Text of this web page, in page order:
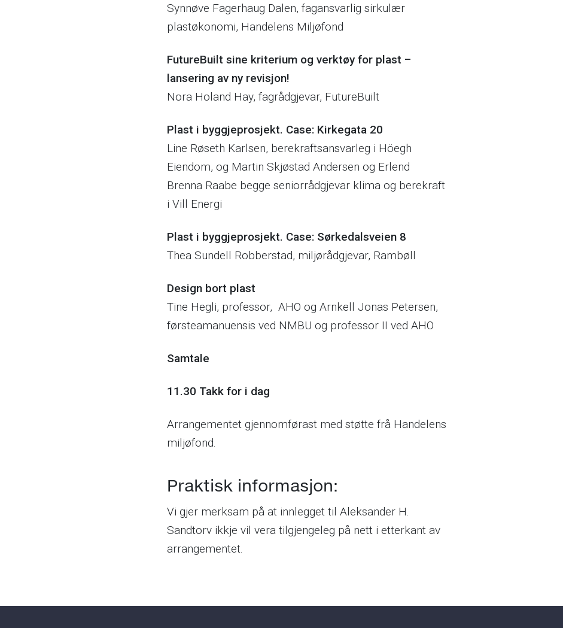
Synnøve Fagerhaug Dalen, fagansvarlig sirkulær
plastøkonomi, Handelens Miljøfond
FutureBuilt sine kriterium og verktøy for plast –
lansering av ny revisjon!
Nora Holand Hay, fagrådgjevar, FutureBuilt
Plast i byggjeprosjekt. Case: Kirkegata 20
Line Røseth Karlsen, berekraftsansvarleg i Höegh
Eiendom, og Martin Skjøstad Andersen og Erlend
Brenna Raabe begge seniorrådgjevar klima og berekraft
i Vill Energi
Plast i byggjeprosjekt. Case: Sørkedalsveien 8
Thea Sundell Robberstad, miljørådgjevar, Rambøll
Design bort plast
Tine Hegli, professor, AHO og Arnkell Jonas Petersen,
førsteamanuensis ved NMBU og professor II ved AHO
Samtale
11.30 Takk for i dag
Arrangementet gjennomførast med støtte frå Handelens
miljøfond.
Praktisk informasjon:
Vi gjer merksam på at innlegget til Aleksander H.
Sandtorv ikkje vil vera tilgjengeleg på nett i etterkant av
arrangementet.